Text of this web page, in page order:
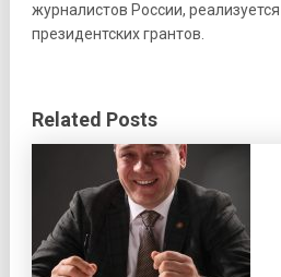
журналистов России,
президентских грантов.
Related Posts